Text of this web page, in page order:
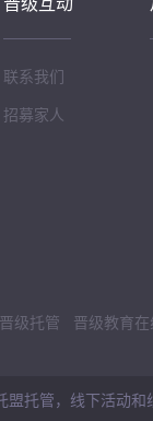
联系我们
招募家人
晋级托管 晋级教育在
托管，线下活动